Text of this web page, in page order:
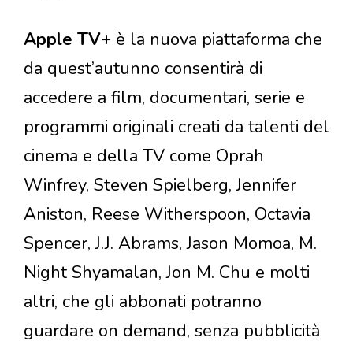
Apple TV+ è la nuova piattaforma che
da quest’autunno consentirà di
accedere a film, documentari, serie e
programmi originali creati da talenti del
cinema e della TV come Oprah
Winfrey, Steven Spielberg, Jennifer
Aniston, Reese Witherspoon, Octavia
Spencer, J.J. Abrams, Jason Momoa, M.
Night Shyamalan, Jon M. Chu e molti
altri, che gli abbonati potranno
guardare on demand, senza pubblicità